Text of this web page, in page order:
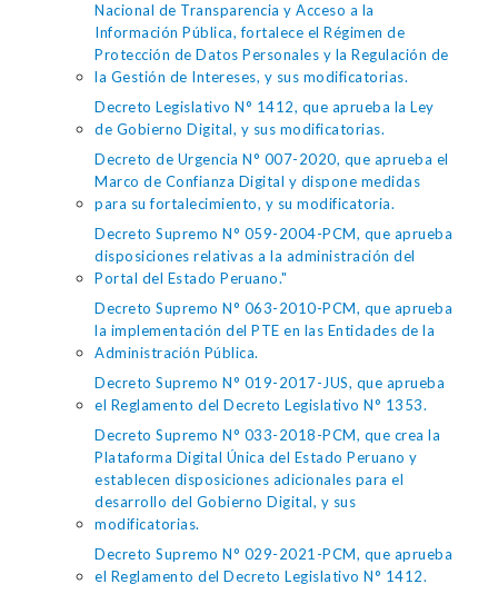
Nacional de Transparencia y Acceso a la
Información Pública, fortalece el Régimen de
Protección de Datos Personales y la Regulación de
la Gestión de Intereses, y sus modificatorias.
Decreto Legislativo N° 1412, que aprueba la Ley
de Gobierno Digital, y sus modificatorias.
Decreto de Urgencia N° 007-2020, que aprueba el
Marco de Confianza Digital y dispone medidas
para su fortalecimiento, y su modificatoria.
Decreto Supremo N° 059-2004-PCM, que aprueba
disposiciones relativas a la administración del
Portal del Estado Peruano."
Decreto Supremo N° 063-2010-PCM, que aprueba
la implementación del PTE en las Entidades de la
Administración Pública.
Decreto Supremo N° 019-2017-JUS, que aprueba
el Reglamento del Decreto Legislativo N° 1353.
Decreto Supremo N° 033-2018-PCM, que crea la
Plataforma Digital Única del Estado Peruano y
establecen disposiciones adicionales para el
desarrollo del Gobierno Digital, y sus
modificatorias.
Decreto Supremo N° 029-2021-PCM, que aprueba
el Reglamento del Decreto Legislativo N° 1412.